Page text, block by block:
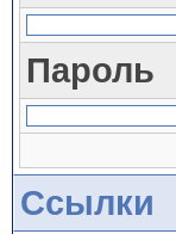
Пароль
Ссылки